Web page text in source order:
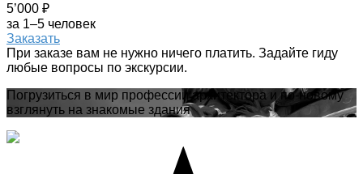
5’000 ₽
за 1–5 человек
Заказать
При заказе вам не нужно ничего платить. Задайте гиду
любые вопросы по экскурсии.
Погрузиться в мир профессии архитектора и по-новому
взглянуть на знакомые здания